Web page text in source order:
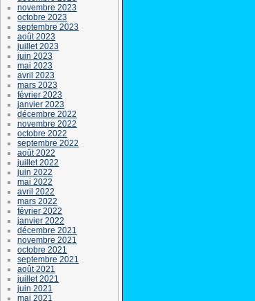
novembre 2023
octobre 2023
septembre 2023
août 2023
juillet 2023
juin 2023
mai 2023
avril 2023
mars 2023
février 2023
janvier 2023
décembre 2022
novembre 2022
octobre 2022
septembre 2022
août 2022
juillet 2022
juin 2022
mai 2022
avril 2022
mars 2022
février 2022
janvier 2022
décembre 2021
novembre 2021
octobre 2021
septembre 2021
août 2021
juillet 2021
juin 2021
mai 2021